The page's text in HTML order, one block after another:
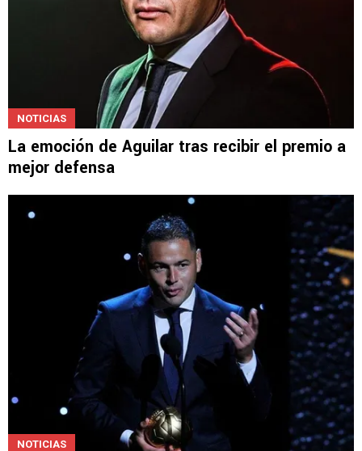
NOTICIAS
La emoción de Aguilar tras recibir el premio a
mejor defensa
NOTICIAS